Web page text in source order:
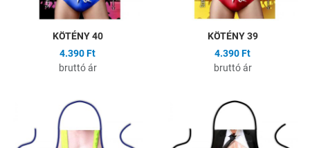
KÖTÉNY 40
4.390 Ft
bruttó ár
KÖTÉNY 39
4.390 Ft
bruttó ár
Hozzáadás a kívánságlistához
Összehasonlítás